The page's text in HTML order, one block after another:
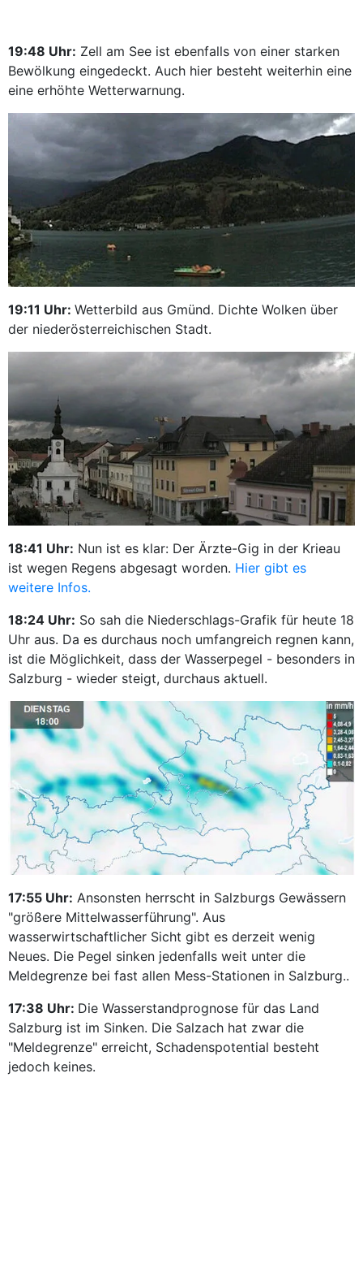
19:48 Uhr: Zell am See ist ebenfalls von einer starken
Bewölkung eingedeckt. Auch hier besteht weiterhin eine
eine erhöhte Wetterwarnung.
19:11 Uhr: Wetterbild aus Gmünd. Dichte Wolken über
der niederösterreichischen Stadt.
18:41 Uhr: Nun ist es klar: Der Ärzte-Gig in der Krieau
ist wegen Regens abgesagt worden. Hier gibt es
weitere Infos.
18:24 Uhr: So sah die Niederschlags-Grafik für heute 18
Uhr aus. Da es durchaus noch umfangreich regnen kann,
ist die Möglichkeit, dass der Wasserpegel - besonders in
Salzburg - wieder steigt, durchaus aktuell.
17:55 Uhr: Ansonsten herrscht in Salzburgs Gewässern
"größere Mittelwasserführung". Aus
wasserwirtschaftlicher Sicht gibt es derzeit wenig
Neues. Die Pegel sinken jedenfalls weit unter die
Meldegrenze bei fast allen Mess-Stationen in Salzburg..
17:38 Uhr: Die Wasserstandprognose für das Land
Salzburg ist im Sinken. Die Salzach hat zwar die
"Meldegrenze" erreicht, Schadenspotential besteht
jedoch keines.